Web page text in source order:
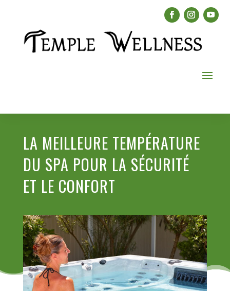
LA MEILLEURE TEMPÉRATURE
DU SPA POUR LA SÉCURITÉ
ET LE CONFORT